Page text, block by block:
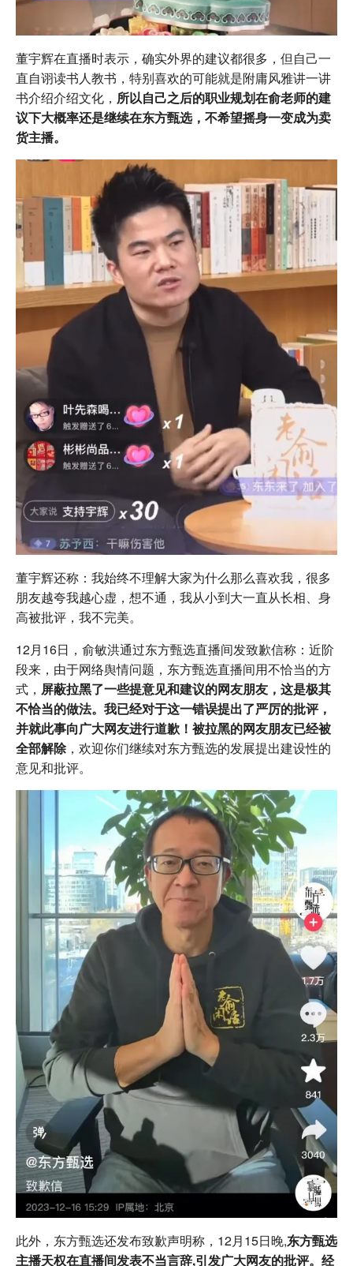
董宇辉在直播时表示，确实外界的建议都很多，但自己一
直自诩读书人教书，特别喜欢的可能就是附庸风雅讲一讲
书介绍介绍文化， 所以自己之后的职业规划在俞老师的建
议下大概率还是继续在东方甄选，不希望摇身一变成为卖
货主播。
董宇辉还称：我始终不理解大家为什么那么喜欢我，很多
朋友越夸我越心虚，想不通，我从小到大一直从长相、身
高被批评，我不完美。
12月16日，俞敏洪通过东方甄选直播间发致歉信称：近阶
段来，由于网络舆情问题，东方甄选直播间用不恰当的方
式， 屏蔽拉黑了一些提意见和建议的网友朋友，这是极其
不恰当的做法。我已经对于这一错误提出了严厉的批评，
并就此事向广大网友进行道歉！被拉黑的网友朋友已经被
全部解除，欢迎你们继续对东方甄选的发展提出建设性的
意见和批评。
此外，东方甄选还发布致歉声明称，12月15日晚,东方甄选
主播天权在直播间发表不当言辞,引发广大网友的批评。经